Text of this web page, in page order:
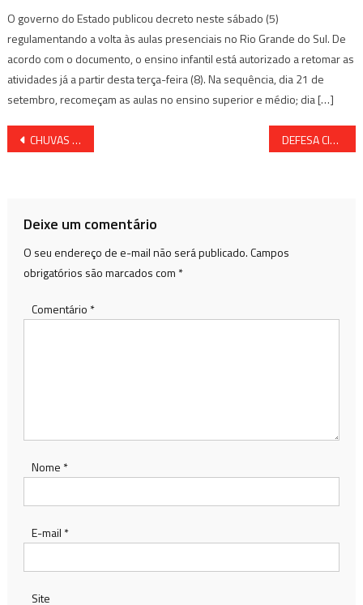
O governo do Estado publicou decreto neste sábado (5)
regulamentando a volta às aulas presenciais no Rio Grande do Sul. De
acordo com o documento, o ensino infantil está autorizado a retomar as
atividades já a partir desta terça-feira (8). Na sequência, dia 21 de
setembro, recomeçam as aulas no ensino superior e médio; dia […]
Navegação
CHUVAS QUE CASTIGAM O NORDESTE LEVAM A PREFEITURA DE TERESINA DECRETAR EMERGÊNCIA DEFESA CIVIL ATUALIZA DADOS DOS ATINGIDOS PELA CHUVA NA BAHIA
Deixe um comentário
O seu endereço de e-mail não será publicado.Campos
obrigatórios são marcados com *
Comentário *
Nome *
E-mail *
Site